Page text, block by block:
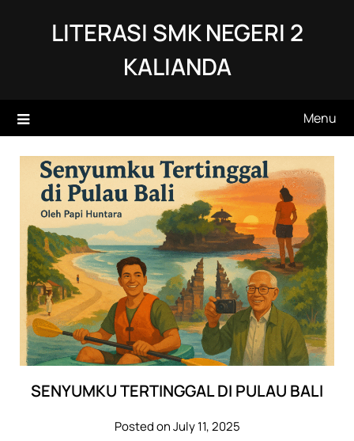
LITERASI SMK NEGERI 2
KALIANDA
Menu
SENYUMKU TERTINGGAL DI PULAU BALI
Posted on July 11, 2025